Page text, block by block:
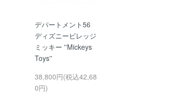
デパートメント56
ディズニービレッジ
ミッキー ''Mickeys
Toys''
38,800円(税込42,68
0円)